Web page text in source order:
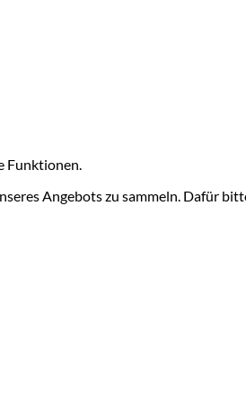
Funktionen.
Angebots zu sammeln. Dafür